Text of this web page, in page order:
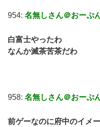
954: 名無しさん＠おーぷ
白富士やったわ
なんか滅茶苦茶だわ
958: 名無しさん＠おーぷ
前ゲーなのに府中のイメ